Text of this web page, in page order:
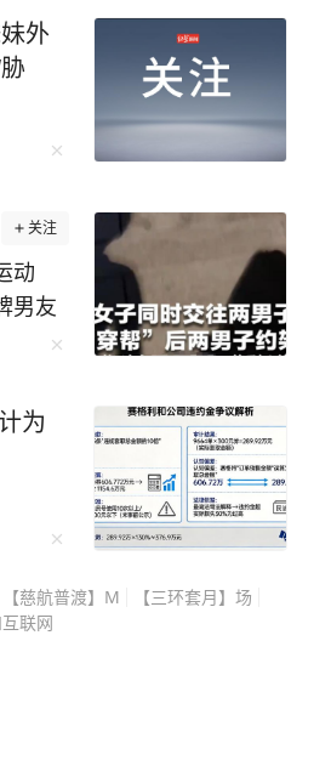
外
关注
动
男友
的直
严
身边
告诉
为
【慈航普渡】M
【三环套月】场
联网